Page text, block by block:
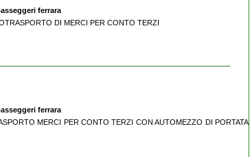
ferrara
DI MERCI PER CONTO TERZI
ferrara
MERCI PER CONTO TERZI CON AUTOMEZZO DI PORTATA